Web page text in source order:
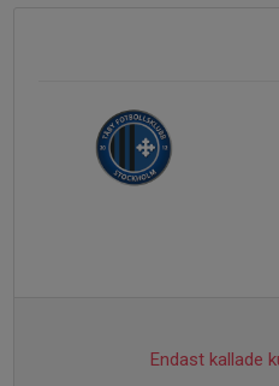
Endast kallade